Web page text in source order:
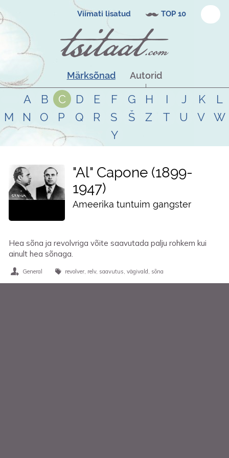
Viimati lisatud TOP 10
Märksõnad Autorid
A B C D E F G H I J K
L
M
N O P Q R S Š Z T U V
W
Y
"Al" Capone 1899-
1947
Ameerika tuntuim gangster
Hea sõna ja revolvriga võite saavutada palju rohkem kui
ainult hea sõnaga.
General revolver relv saavutus vägivald sõna